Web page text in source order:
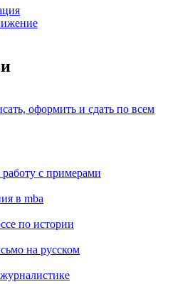
оформить и сдать по всем
с примерами
в mba
по истории
на русском